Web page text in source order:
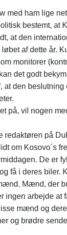
med ham lige
bestemt, at
at den
af dette år.
monitorer
det godt
at den beslutning
på, vil nogen
redaktøren på
om Kosovo´s
De er
få i deres biler.
Mænd, der
ingen arbejde at
mænd og
og brødre